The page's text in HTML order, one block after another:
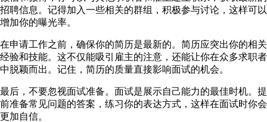
招聘信息。记得加入一些相关的群组，积极参与讨论，这样可以
增加你的曝光率。
在申请工作之前，确保你的简历是最新的。简历应突出你的相关
经验和技能。这不仅能吸引雇主的注意，还能让你在众多求职者
中脱颖而出。记住，简历的质量直接影响面试的机会。
最后，不要忽视面试准备。面试是展示自己能力的最佳时机。提
前准备常见问题的答案，练习你的表达方式，这样在面试时你会
更加自信。